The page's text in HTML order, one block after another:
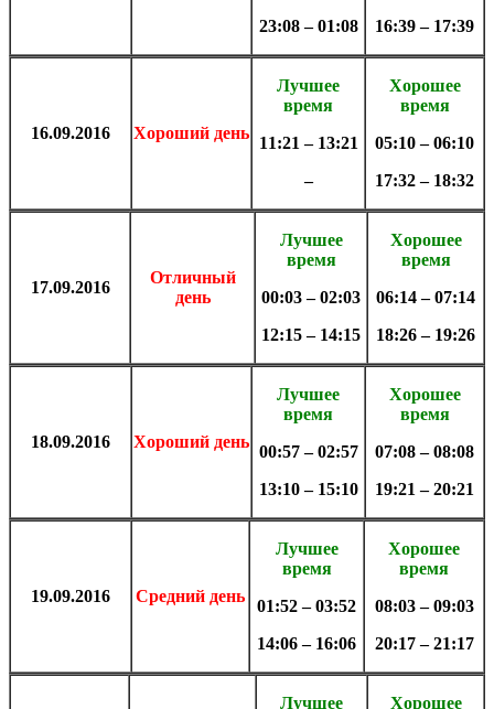
23:08 – 01:08
16:39 – 17:39
16.09.2016 Хороший день
Лучшее
время
11:21 – 13:21
–
Хорошее
время
05:10 – 06:10
17:32 – 18:32
17.09.2016
Отличный
день
Лучшее
время
00:03 – 02:03
12:15 – 14:15
Хорошее
время
06:14 – 07:14
18:26 – 19:26
18.09.2016 Хороший день
Лучшее
время
00:57 – 02:57
13:10 – 15:10
Хорошее
время
07:08 – 08:08
19:21 – 20:21
19.09.2016 Средний день
Лучшее
время
01:52 – 03:52
14:06 – 16:06
Хорошее
время
08:03 – 09:03
20:17 – 21:17
Лучшее Хорошее